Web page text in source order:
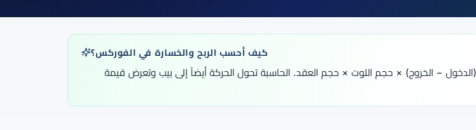
كيف أحسب الربح والخسارة في الفوركس؟
− الخروج) × حجم اللوت × حجم العقد. الحاسبة تحول الحركة أيضاً إلى بيب وتعرض قيمة